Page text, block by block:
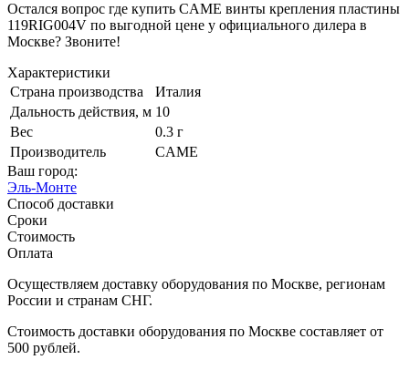
Остался вопрос где купить CAME винты крепления пластины
119RIG004V по выгодной цене у официального дилера в
Москве? Звоните!
Характеристики
Страна производства
Италия
Дальность действия, м 10
Вес
0.3 г
Производитель
CAME
Ваш город:
Эль-Монте
Способ доставки
Сроки
Стоимость
Оплата
Осуществляем доставку оборудования по Москве, регионам
России и странам СНГ.
Стоимость доставки оборудования по Москве составляет от
500 рублей.